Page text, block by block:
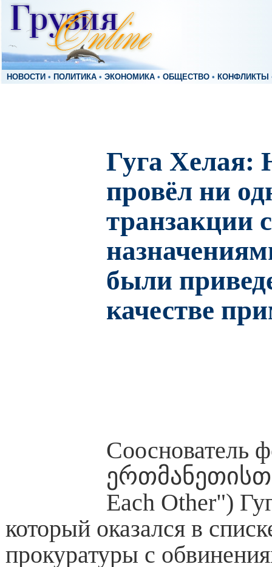
НОВОСТИ • ПОЛИТИКА • ЭКОНОМИКА • ОБЩЕСТВО • КОНФЛИКТЫ
Гуга Хелая:
провёл ни
транзакции
были
качестве
Each Other")
который оказался в
прокуратуры с